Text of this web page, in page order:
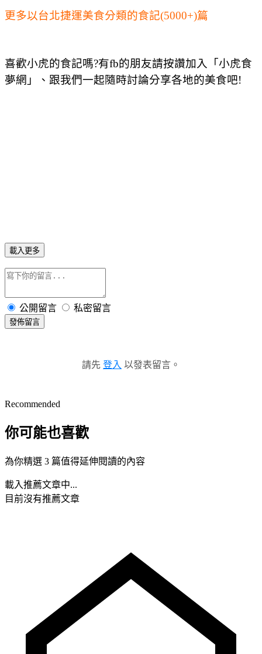
更多以台北捷運美食分類的食記(5000+)篇
喜歡小虎的食記嗎?有fb的朋友請按讚加入「小虎食
夢網」、跟我們一起隨時討論分享各地的美食吧!
載入更多
公開留言 私密留言
發佈留言
請先 登入 以發表留言。
Recommended
你可能也喜歡
為你精選 3 篇值得延伸閱讀的內容
載入推薦文章中...
目前沒有推薦文章